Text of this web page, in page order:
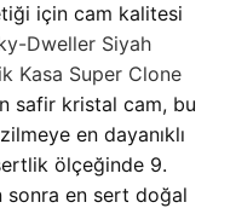
için cam kalitesi
Dweller Siyah
Kasa Super Clone
safir kristal cam, bu
en dayanıklı
ölçeğinde 9.
sonra en sert doğal